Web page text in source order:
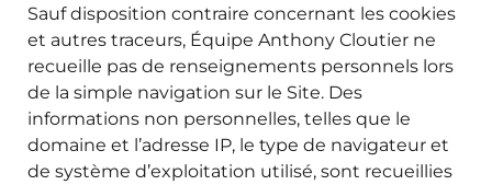
Sauf disposition contraire concernant les cookies
et autres traceurs, Équipe Anthony Cloutier ne
recueille pas de renseignements personnels lors
de la simple navigation sur le Site. Des
informations non personnelles, telles que le
domaine et l’adresse IP, le type de navigateur et
de système d’exploitation utilisé, sont recueillies